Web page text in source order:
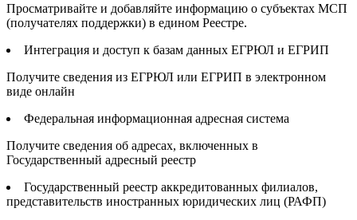
Просматривайте и добавляйте информацию о субъектах МСП
(получателях поддержки) в едином Реестре.
Интеграция и доступ к базам данных ЕГРЮЛ и ЕГРИП
Получите сведения из ЕГРЮЛ или ЕГРИП в электронном
виде онлайн
Федеральная информационная адресная система
Получите сведения об адресах, включенных в
Государственный адресный реестр
Государственный реестр аккредитованных филиалов,
представительств иностранных юридических лиц (РАФП)